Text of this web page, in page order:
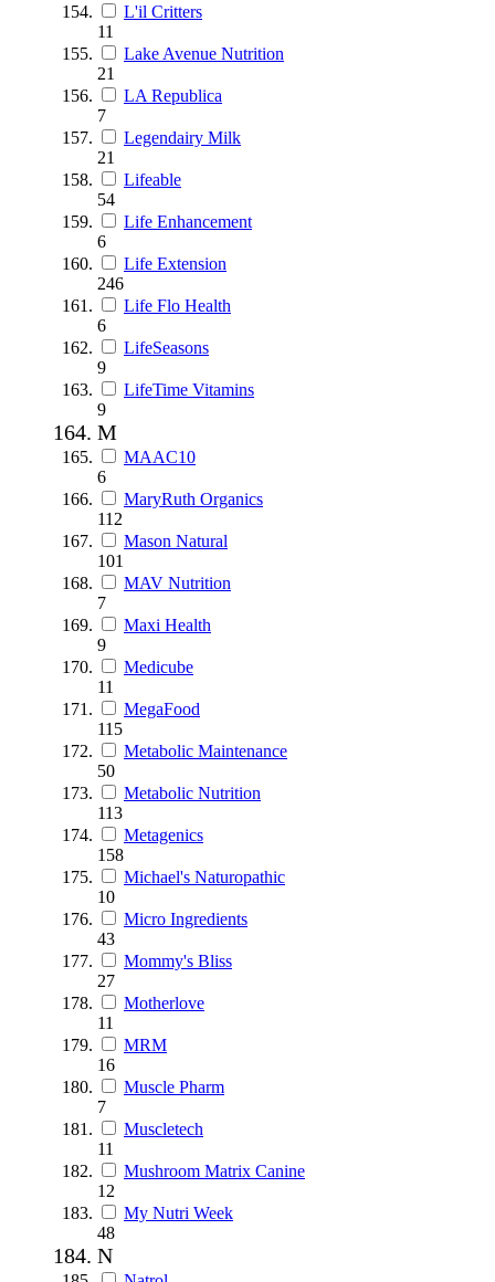
L'il Critters
11
Lake Avenue Nutrition
21
LA Republica
7
Legendairy Milk
21
Lifeable
54
Life Enhancement
6
Life Extension
246
Life Flo Health
6
LifeSeasons
9
LifeTime Vitamins
9
M
MAAC10
6
MaryRuth Organics
112
Mason Natural
101
MAV Nutrition
7
Maxi Health
9
Medicube
11
MegaFood
115
Metabolic Maintenance
50
Metabolic Nutrition
113
Metagenics
158
Michael's Naturopathic
10
Micro Ingredients
43
Mommy's Bliss
27
Motherlove
11
MRM
16
Muscle Pharm
7
Muscletech
11
Mushroom Matrix Canine
12
My Nutri Week
48
N